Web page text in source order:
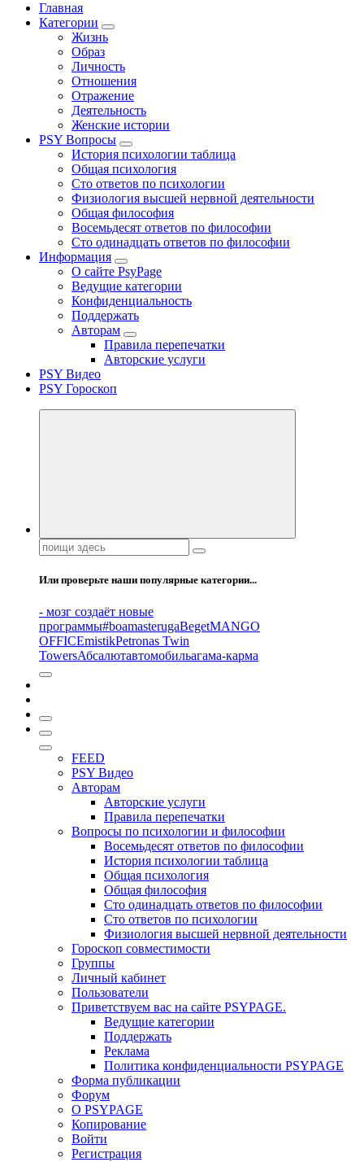
Главная
Категории
Жизнь
Образ
Личность
Отношения
Отражение
Деятельность
Женские истории
PSY Вопросы
История психологии таблица
Общая психология
Сто ответов по психологии
Физиология высшей нервной деятельности
Общая философия
Восемьдесят ответов по философии
Сто одинадцать ответов по философии
Информация
О сайте PsyPage
Ведущие категории
Конфиденциальность
Поддержать
Авторам
Правила перепечатки
Авторские услуги
PSY Видео
PSY Гороскоп
Поиск:
Или проверьте наши популярные категории...
- мозг создаёт новые
программы#boamasterugaBegetMANGO
OFFICEmistikPetronas Twin
TowersАбсалютавтомобильагама-карма
FEED
PSY Видео
Авторам
Авторские услуги
Правила перепечатки
Вопросы по психологии и философии
Восемьдесят ответов по философии
История психологии таблица
Общая психология
Общая философия
Сто одинадцать ответов по философии
Сто ответов по психологии
Физиология высшей нервной деятельности
Гороскоп совместимости
Группы
Личный кабинет
Пользователи
Приветствуем вас на сайте PSYPAGE.
Ведущие категории
Поддержать
Реклама
Политика конфиденциальности PSYPAGE
Форма публикации
Форум
О PSYPAGE
Копирование
Войти
Регистрация